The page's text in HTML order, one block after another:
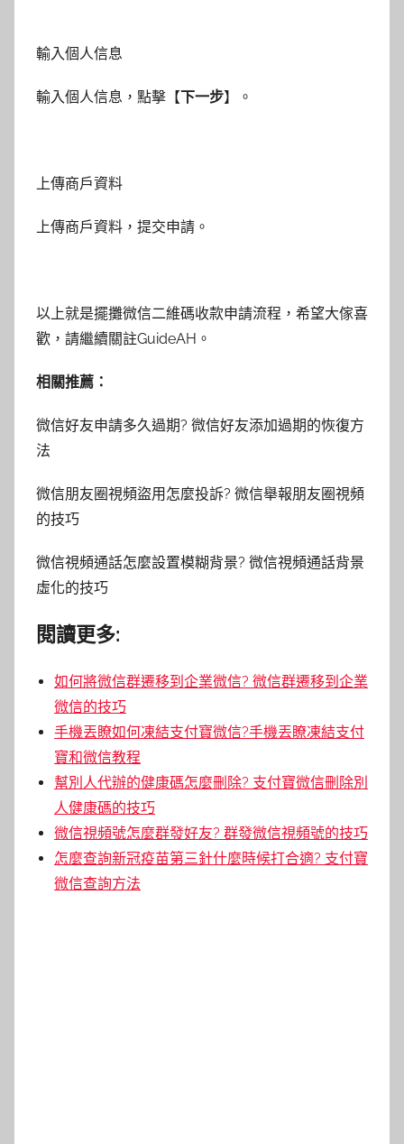
輸入個人信息
輸入個人信息，點擊【下一步】。
上傳商戶資料
上傳商戶資料，提交申請。
以上就是擺攤微信二維碼收款申請流程，希望大傢喜
歡，請繼續關註GuideAH。
相關推薦：
微信好友申請多久過期? 微信好友添加過期的恢復方
法
微信朋友圈視頻盜用怎麼投訴? 微信舉報朋友圈視頻
的技巧
微信視頻通話怎麼設置模糊背景? 微信視頻通話背景
虛化的技巧
閱讀更多:
如何將微信群遷移到企業微信? 微信群遷移到企業
微信的技巧
手機丟瞭如何凍結支付寶微信?手機丟瞭凍結支付
寶和微信教程
幫別人代辦的健康碼怎麼刪除? 支付寶微信刪除別
人健康碼的技巧
微信視頻號怎麼群發好友? 群發微信視頻號的技巧
怎麼查詢新冠疫苗第三針什麼時候打合適? 支付寶
微信查詢方法